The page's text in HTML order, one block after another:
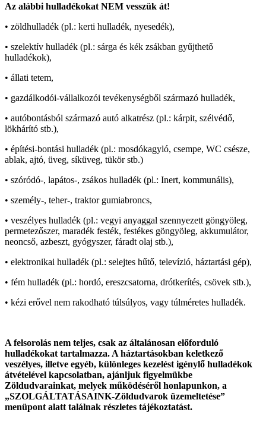
Az alábbi hulladékokat NEM vesszük át!
• zöldhulladék (pl.: kerti hulladék, nyesedék),
• szelektív hulladék (pl.: sárga és kék zsákban gyűjthető
hulladékok),
• állati tetem,
• gazdálkodói-vállalkozói tevékenységből származó hulladék,
• autóbontásból származó autó alkatrész (pl.: kárpit, szélvédő,
lökhárító stb.),
• építési-bontási hulladék (pl.: mosdókagyló, csempe, WC csésze,
ablak, ajtó, üveg, síküveg, tükör stb.)
• szóródó-, lapátos-, zsákos hulladék (pl.: Inert, kommunális),
• személy-, teher-, traktor gumiabroncs,
• veszélyes hulladék (pl.: vegyi anyaggal szennyezett göngyöleg,
permetezőszer, maradék festék, festékes göngyöleg, akkumulátor,
neoncső, azbeszt, gyógyszer, fáradt olaj stb.),
• elektronikai hulladék (pl.: selejtes hűtő, televízió, háztartási gép),
• fém hulladék (pl.: hordó, ereszcsatorna, drótkerítés, csövek stb.),
• kézi erővel nem rakodható túlsúlyos, vagy túlméretes hulladék.
A felsorolás nem teljes, csak az általánosan előforduló
hulladékokat tartalmazza. A háztartásokban keletkező
veszélyes, illetve egyéb, különleges kezelést igénylő hulladékok
átvételével kapcsolatban, ajánljuk figyelmükbe
Zöldudvarainkat, melyek működéséről honlapunkon, a
„SZOLGÁLTATÁSAINK-Zöldudvarok üzemeltetése”
menüpont alatt találnak részletes tájékoztatást.